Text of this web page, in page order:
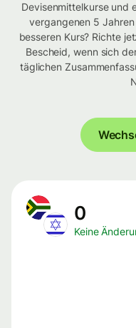
Devisenmittelkurse und
vergangenen 5
besseren Kurs? Richte
Bescheid, wenn sich
täglichen
0
Keine